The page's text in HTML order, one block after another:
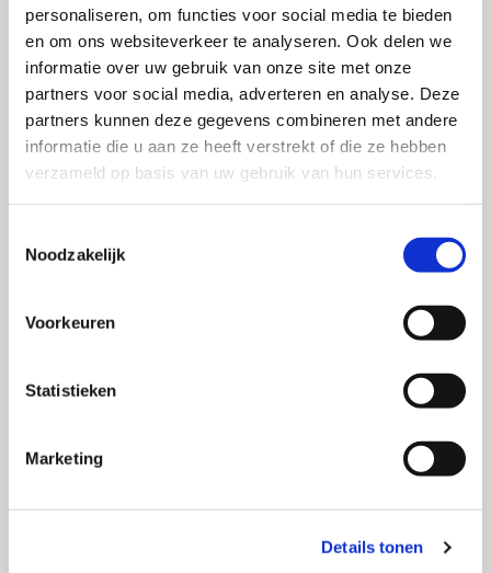
personaliseren, om functies voor social media te bieden
en om ons websiteverkeer te analyseren. Ook delen we
informatie over uw gebruik van onze site met onze
partners voor social media, adverteren en analyse. Deze
partners kunnen deze gegevens combineren met andere
informatie die u aan ze heeft verstrekt of die ze hebben
verzameld op basis van uw gebruik van hun services.
Noodzakelijk
Voorkeuren
Statistieken
Marketing
Details tonen
merkherinnering te stimuleren is een advergame
minder geschikt. Een punt van aandacht is dat
advergames, in vergelijking met andere vormen van
reclame, minder goed als reclame herkend worden. In
het kader van transparantie is het belangrijk dat
duidelijk wordt gemaakt (bijvoorbeeld door middel van
Meer weten? Dit blogartikel is gebaseerd op volgende
Van Berlo, Z. M. C., Van Reijmersdal, E. A.
and Eisend,
Meta Analysis of Advergame Effects
Journal of